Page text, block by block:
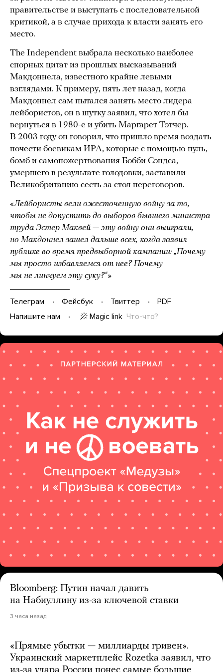
правительстве и выступать с последовательной
критикой, а в случае прихода к власти занять его
место.
The Independent выбрала несколько наиболее
спорных цитат из прошлых высказываний
Макдоннела, известного крайне левыми
взглядами. К примеру, пять лет назад, когда
Макдоннел сам пытался занять место лидера
лейбористов, он в шутку заявил, что хотел бы
вернуться в 1980-е и убить Маргарет Тэтчер.
В 2003 году он говорил, что пришло время воздать
почести боевикам ИРА, которые с помощью пуль,
бомб и самопожертвования Бобби Сэндса,
умершего в результате голодовки, заставили
Великобританию сесть за стол переговоров.
«Лейбористы вели ожесточенную войну за то,
чтобы не допустить до выборов бывшего министра
труда Эстер Маквей — эту войну они выиграли,
но Макдоннел зашел дальше всех, когда заявил
публике во время предвыборной кампании: „Почему
мы просто избавляемся от нее? Почему
мы не линчуем эту суку?“»
Телеграм Фейсбук Твиттер
PDF
Напишите нам
Magic link Что-что?
Bloomberg: Путин начал давить
на Набиуллину из-за ключевой ставки
3 часа назад
«Прямые убытки — миллиарды гривен».
Украинский маркетплейс Rozetka заявил, что
из-за удара России понес самые большие